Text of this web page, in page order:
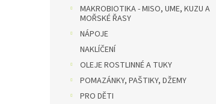
MAKROBIOTIKA - MISO, UME, KUZU A
MOŘSKÉ ŘASY
NÁPOJE
NAKLÍČENÍ
OLEJE ROSTLINNÉ A TUKY
POMAZÁNKY, PAŠTIKY, DŽEMY
PRO DĚTI